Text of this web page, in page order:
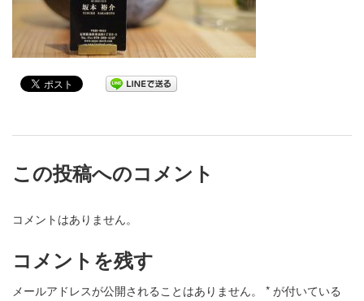
この投稿へのコメント
コメントはありません。
コメントを残す
メールアドレスが公開されることはありません。 * が付いている